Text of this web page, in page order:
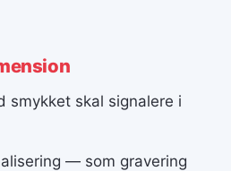
smykket skal signalere i
— som gravering